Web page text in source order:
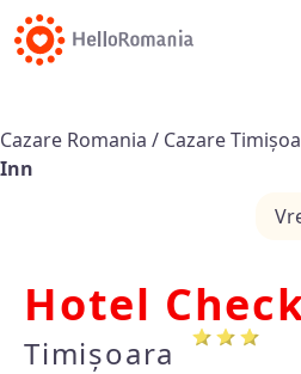
Cazare Romania / Cazare
Inn
Hotel
Timișoara